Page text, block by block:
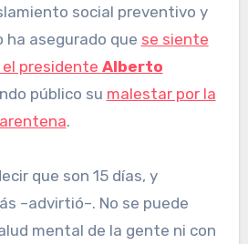
social preventivo y
ha asegurado que se siente
presidente Alberto
público su malestar por la
.
que son 15 días, y
–advirtió–. No se puede
mental de la gente ni con